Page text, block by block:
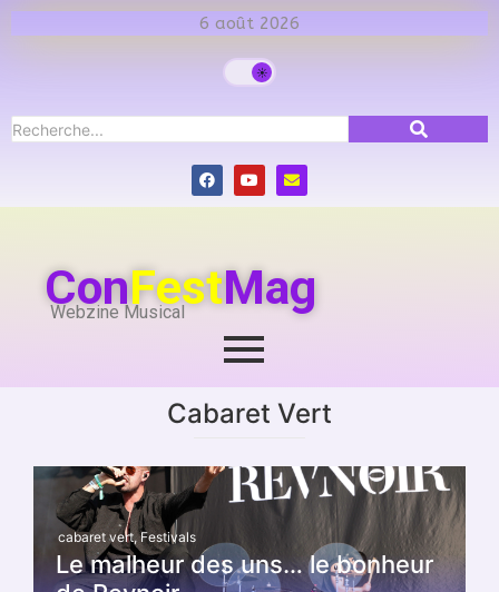
6 août 2026
ConFestMag
Webzine Musical
Cabaret Vert
cabaret vert, Festivals
Le malheur des uns… le bonheur